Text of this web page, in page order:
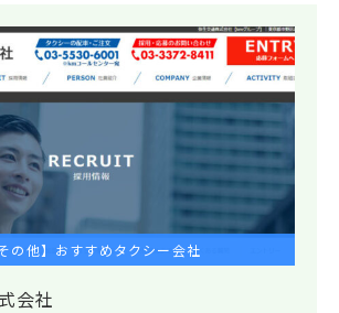
その他】おすすめタクシー会社
会社